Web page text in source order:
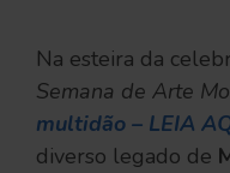
Na esteira da
Semana de Arte
multidão – LEIA
diverso legado de